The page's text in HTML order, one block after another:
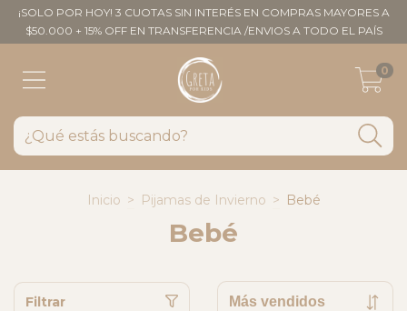
¡SOLO POR HOY! 3 CUOTAS SIN INTERÉS EN COMPRAS MAYORES A
$50.000 + 15% OFF EN TRANSFERENCIA /ENVIOS A TODO EL PAÍS
0
Inicio > Pijamas de Invierno > Bebé
Bebé
Filtrar